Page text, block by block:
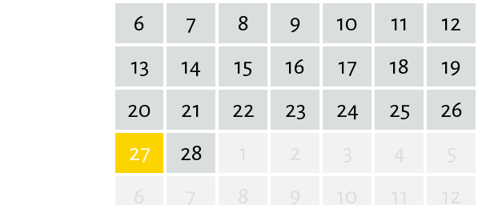
6
7 8 9 10 11
12
13
14 15 16 17 18
19
20
21 22 23 24 25
26
27
28